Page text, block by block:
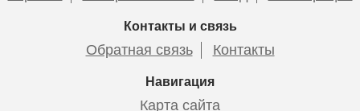
Чугунный радиатор
Радимакс (RETROstyle)
WINDSBOLD 400 1 секция
Чугунный радиатор
Радимакс (RETROstyle)
Контакты и связь
Обратная связь Контакты
Навигация
Карта сайта